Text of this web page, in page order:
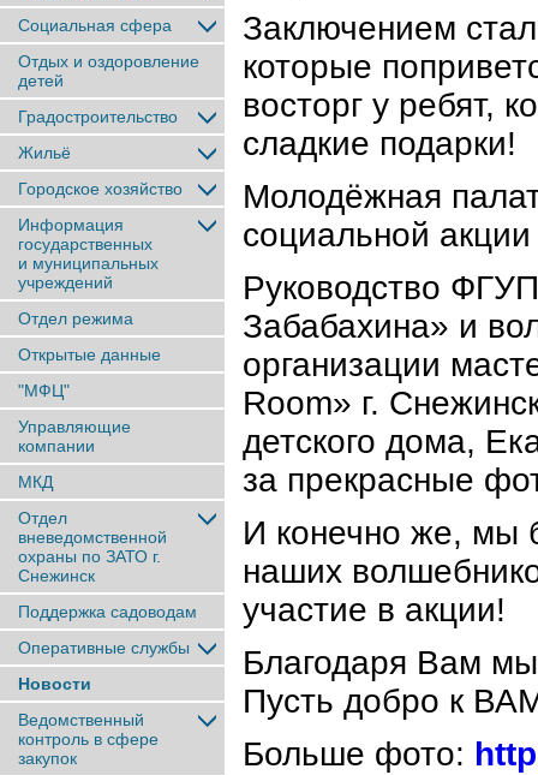
Социальная сфера
Отдых и оздоровление
детей
Градостроительство
Жильё
Городское хозяйство
Информация
государственных
и муниципальных
учреждений
Отдел режима
Открытые данные
"МФЦ"
Управляющие
компании
МКД
Отдел
вневедомственной
охраны по ЗАТО г.
Снежинск
Поддержка садоводам
Оперативные службы
Новости
Ведомственный
контроль в сфере
закупок
Заключением
которые
восторг у ребят,
сладкие подарки!
Молодёжная
социальной
Руководство
Забабахина» и
организации
Room» г.
детского дома,
за прекрасные
И конечно же, мы
наших
участие в акции!
Благодаря Вам
Пусть добро к
Больше фото: